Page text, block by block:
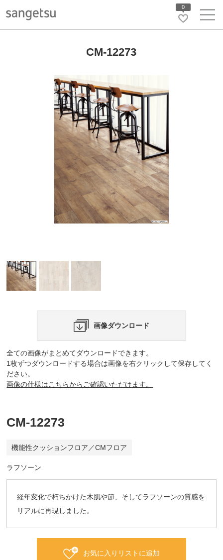
0
CM-12273
画像ダウンロード
全ての画像がまとめてダウンロードできます。
1枚ずつダウンロードする場合は画像を右クリックして保存してく
ださい。
画像の仕様はこちらからご確認いただけます。
CM-12273
機能性クッションフロア／CMフロア
ラフソーン
経年変化で朽ちかけた木肌や節、そしてラフソーンの質感を
リアルに再現しました。
お気に入りリストに追加